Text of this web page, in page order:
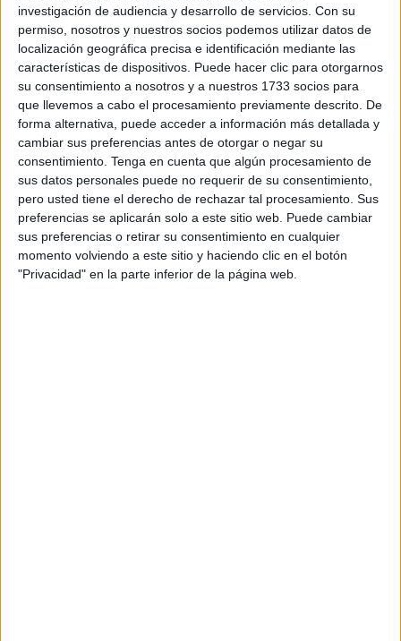
investigación de audiencia y desarrollo de servicios. Con su
permiso, nosotros y nuestros socios podemos utilizar datos de
localización geográfica precisa e identificación mediante las
características de dispositivos. Puede hacer clic para otorgarnos
su consentimiento a nosotros y a nuestros 1733 socios para
que llevemos a cabo el procesamiento previamente descrito. De
forma alternativa, puede acceder a información más detallada y
cambiar sus preferencias antes de otorgar o negar su
consentimiento. Tenga en cuenta que algún procesamiento de
sus datos personales puede no requerir de su consentimiento,
pero usted tiene el derecho de rechazar tal procesamiento. Sus
preferencias se aplicarán solo a este sitio web. Puede cambiar
sus preferencias o retirar su consentimiento en cualquier
momento volviendo a este sitio y haciendo clic en el botón
"Privacidad" en la parte inferior de la página web.
¿CÓMO LLEGA EL PLÁSTICO AL HÁBITAT DE LOS
CAMELLOS?
Se puede pensar que es muy difícil que los desiertos se
contaminen, ya que son áreas donde no viven
demasiadas personas; sin embargo, no es el caso. Los
plásticos como bolsas, envoltorios y más se caen de
contenedores y salen de los vertederos; luego, por
efecto de los vientos típicos de la zona logran viajar
hasta cientos de kilómetros, alcanzando con facilidad
las áreas donde habitan los camellos.